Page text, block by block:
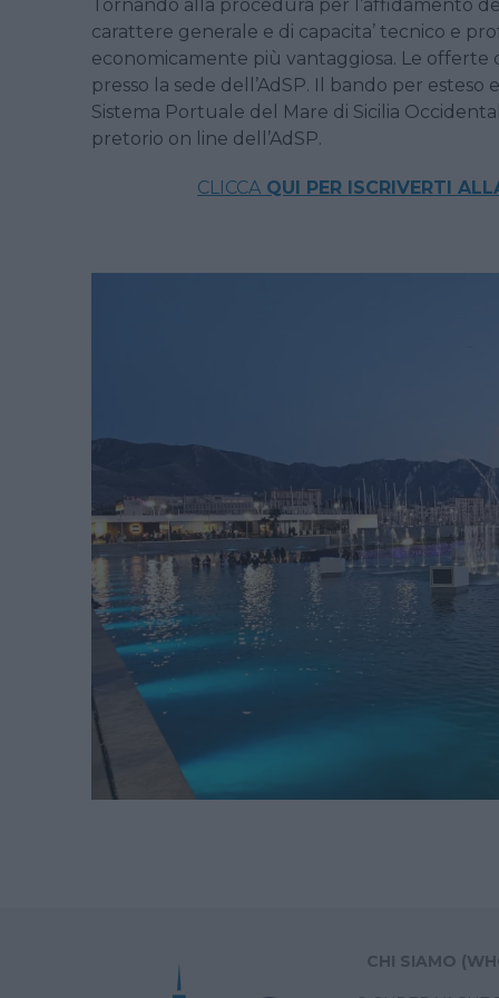
Tornando alla procedura per l’affidamento
carattere generale e di capacita’ tecnico e
economicamente più vantaggiosa. Le offerte
presso la sede dell’AdSP. Il bando per
Sistema Portuale del Mare di Sicilia
pretorio on line dell’AdSP.
CLICCA QUI PER ISCRIVERTI
CHI SIAMO